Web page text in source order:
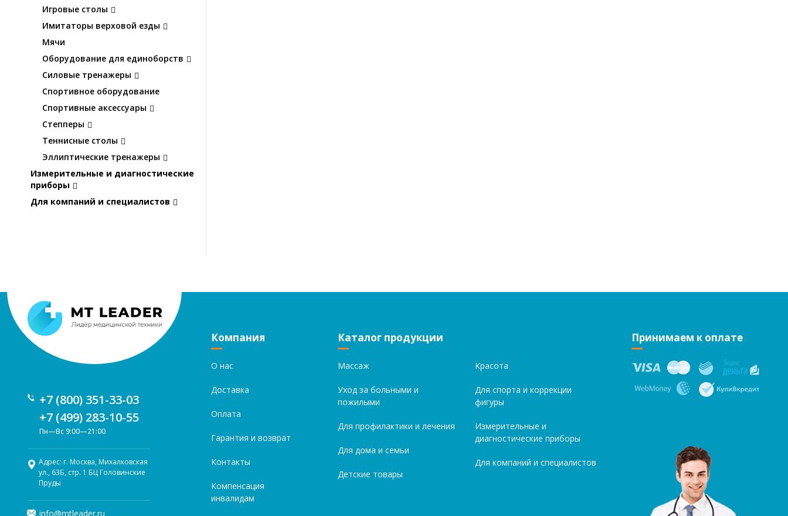
Игровые столы
Имитаторы верховой езды
Мячи
Оборудование для единоборств
Силовые тренажеры
Спортивное оборудование
Спортивные аксессуары
Степперы
Теннисные столы
Эллиптические тренажеры
Измерительные и диагностические
приборы
Для компаний и специалистов
+7 (800) 351-33-03
+7 (499) 283-10-55
Пн—Вс 9:00—21:00
Адрес: г. Москва, Михалковская
ул., 63Б, стр. 1 БЦ Головинские
Пруды
info@mtleader.ru
Компания
О нас
Доставка
Оплата
Гарантия и возврат
Контакты
Компенсация
инвалидам
Каталог продукции
Массаж
Уход за больными и
пожилыми
Для профилактики и лечения
Для дома и семьи
Детские товары
Красота
Для спорта и коррекции
фигуры
Измерительные и
диагностические приборы
Для компаний и специалистов
Принимаем к оплате